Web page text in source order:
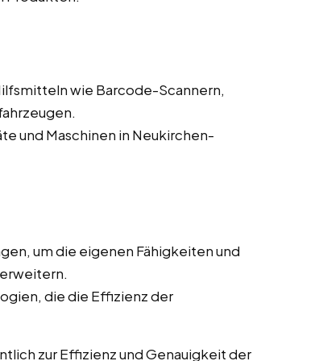
wie Barcode-Scannern,
und Maschinen in Neukirchen-
um die eigenen Fähigkeiten und
die die Effizienz der
zur Effizienz und Genauigkeit der